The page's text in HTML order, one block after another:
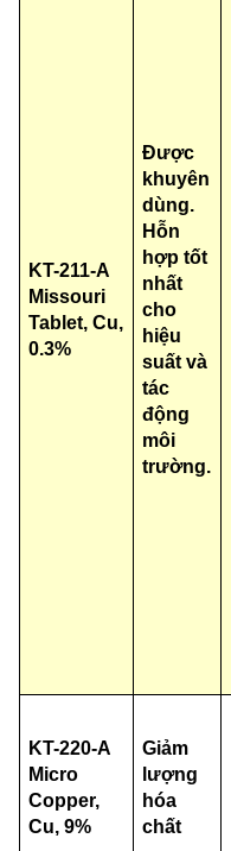
KT-211-A
Missouri
Tablet, Cu,
0.3%
Được
khuyên
dùng.
Hỗn
hợp tốt
nhất
cho
hiệu
suất và
tác
động
môi
trường.
KT-220-A
Micro
Copper,
Cu, 9%
Giảm
lượng
hóa
chất